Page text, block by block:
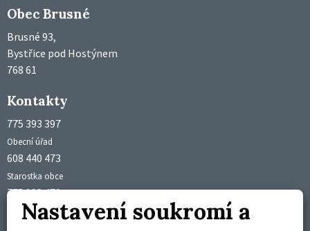
Obec Brusné
Brusné 93,
Bystřice pod Hostýnem
768 61
Kontakty
775 393 397
Obecní úřad
608 440 473
Starostka obce
775 992 473
Účetní obce
Nastavení soukromí a